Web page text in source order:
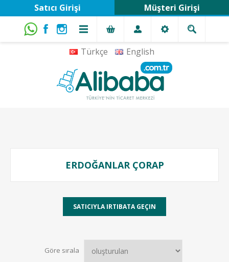
Türkçe English
Satıcı Girişi Müşteri Girişi
ERDOĞANLAR ÇORAP
Göre sırala